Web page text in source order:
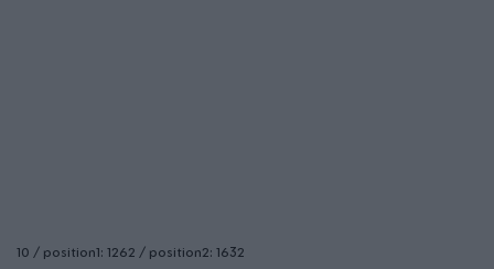
10 / position1: 1262 / position2: 1632